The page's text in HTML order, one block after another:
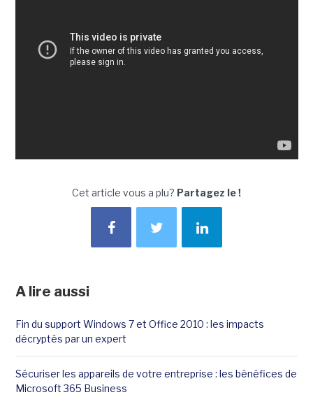
Cet article vous a plu? Partagez le !
A lire aussi
Fin du support Windows 7 et Office 2010 : les impacts
décryptés par un expert
Sécuriser les appareils de votre entreprise : les bénéfices de
Microsoft 365 Business